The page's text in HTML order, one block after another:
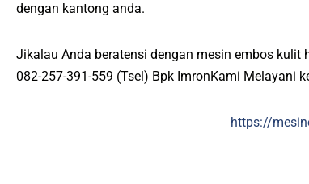
dengan kantong anda.
Jikalau Anda beratensi dengan mesin embos kulit
082-257-391-559 (Tsel) Bpk ImronKami Melayani
https://